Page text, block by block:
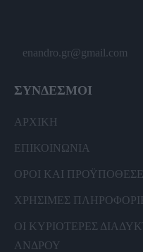
enandro.gr@gmail.com
ΣΥΝΔΕΣΜΟΙ
ΑΡΧΙΚΗ
ΕΠΙΚΟΙΝΩΝΙΑ
ΟΡΟΙ ΚΑΙ
ΧΡΗΣΙΜΕΣ
ΟΙ ΚΥΡΙΟΤΕΡΕΣ
ΑΝΔΡΟΥ